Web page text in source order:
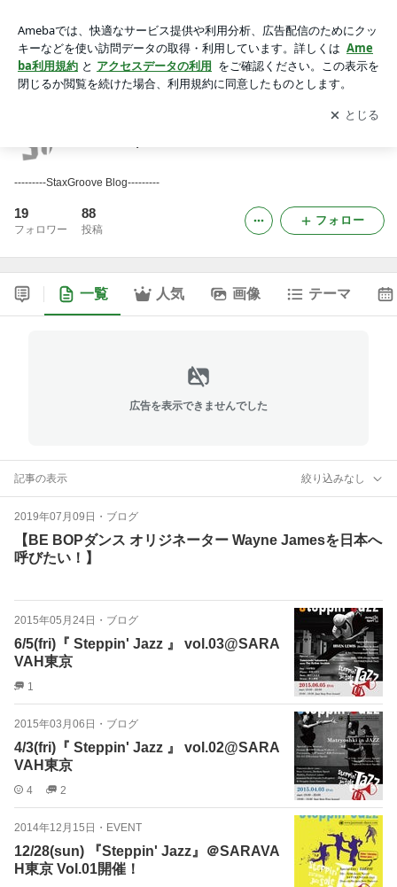
アプリをダウンロードして ブログの更新通知
を受け取りまし
ょう。
開く
---------StaxGroove Blog---------
19
フォロワー
88
投稿
フォロー
一覧 人気 画像 テーマ
広告を表示できませんでした
記事の表示 絞り込みなし
2019年07月09日 ・ ブログ
【BE BOPダンス オリジネーター Wayne Jamesを日本へ
呼びたい！】
2015年05月24日 ・ ブログ
6/5(fri)『 Steppin' Jazz 』 vol.03@SARA
VAH東京
1
2015年03月06日 ・ ブログ
4/3(fri)『 Steppin' Jazz 』 vol.02@SARA
VAH東京
4 2
2014年12月15日 ・ EVENT
12/28(sun) 『Steppin' Jazz』＠SARAVA
H東京 Vol.01開催！